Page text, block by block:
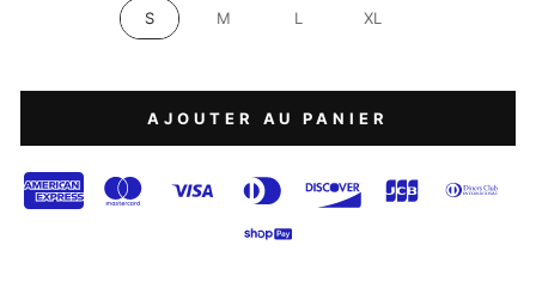
S M L XL
AJOUTER AU PANIER